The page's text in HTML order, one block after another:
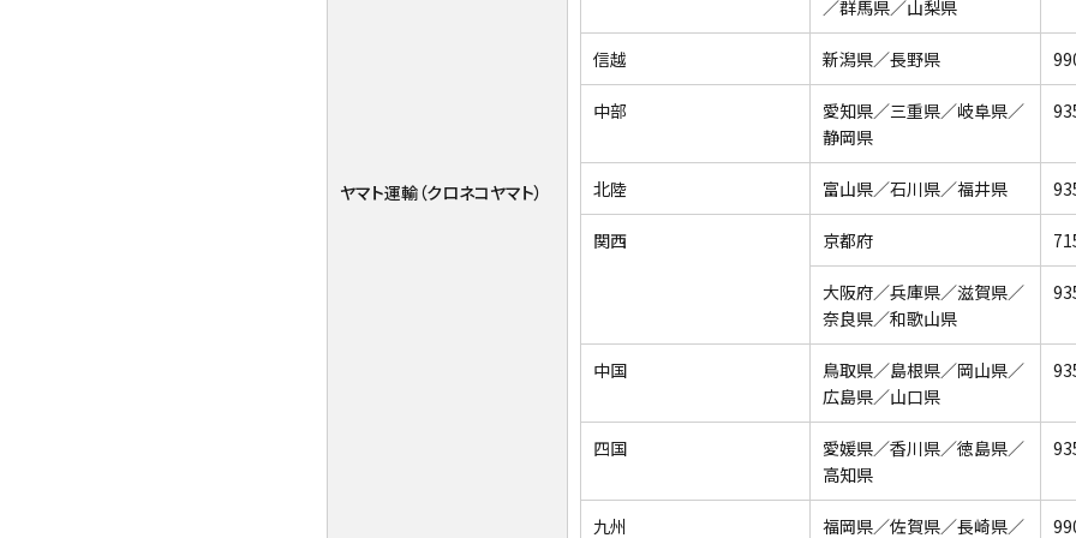
ヤマト運輸（クロネコヤマト）
／群馬県／山梨県
信越 新潟県／長野県
中部
愛知県／三重県／岐阜県／
静岡県
北陸 富山県／石川県／福井県
関西 京都府
大阪府／兵庫県／滋賀県／
奈良県／和歌山県
中国
鳥取県／島根県／岡山県／
広島県／山口県
四国
愛媛県／香川県／徳島県／
高知県
九州 福岡県／佐賀県／長崎県／